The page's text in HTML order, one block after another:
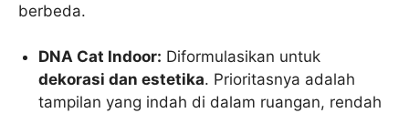
berbeda.
DNA Cat Indoor: Diformulasikan untuk
dekorasi dan estetika. Prioritasnya adalah
tampilan yang indah di dalam ruangan, rendah